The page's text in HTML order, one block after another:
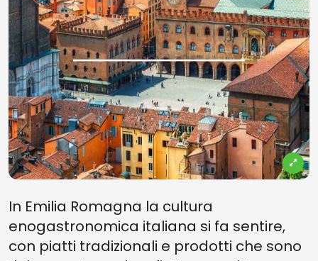
In Emilia Romagna la cultura
enogastronomica italiana si fa sentire,
con piatti tradizionali e prodotti che sono